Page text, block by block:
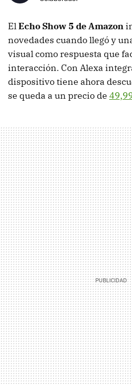
ElEcho Show 5 de Amazon
novedades cuando llegó y
visual como respuesta que
interacción. Con Alexa
dispositivo tiene ahora
se queda a un precio de